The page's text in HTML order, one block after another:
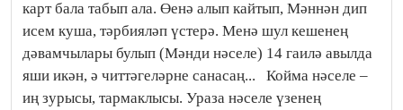
карт бала табып ала. Өенә алып кайтып, Мәннән дип
исем куша, тәрбияләп үстерә. Менә шул ке­шенең
дәвамчылары булып (Мән­ди нәселе) 14 гаилә авылда
яши икән, ә читтәгеләрне санасаң... Койма нәселе –
иң зурысы, тармаклысы. Ураза нәселе үзенең